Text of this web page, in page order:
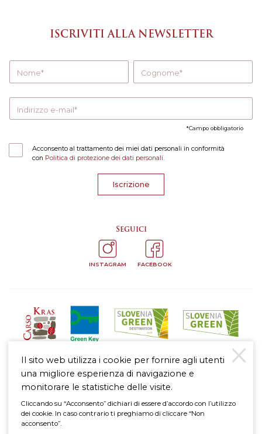
ISCRIVITI ALLA NEWSLETTER
Nome Cognome
Indirizzo e-mail
Campo obbligatorio
Acconsento al trattamento dei miei dati personali in conformità
con Politica di protezione dei dati personali.
Iscrizione
Seguici
INSTAGRAM FACEBOOK
Nota legale
Politica di protezione dei dati personali
Il sito web utilizza i cookie per fornire agli utenti
una migliore esperienza di navigazione e
monitorare le statistiche delle visite.
Cliccando su “Acconsento” dichiari di essere d’accordo con l’utilizzo
dei cookie. In caso contrario ti preghiamo di cliccare “Non
acconsento”.